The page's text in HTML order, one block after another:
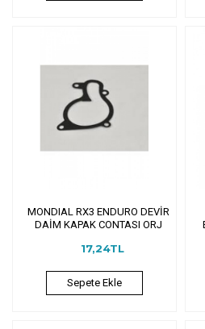
MONDIAL RX3 ENDURO DEVİR
DAİM KAPAK CONTASI ORJ
17,24TL
Sepete Ekle